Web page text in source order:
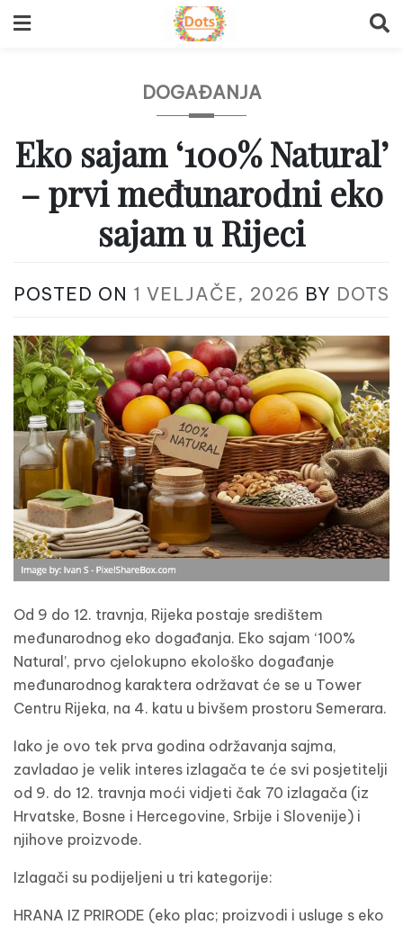
to
DOGAĐANJA
Eko sajam ‘100% Natural’
– prvi međunarodni eko
sajam u Rijeci
POSTED ON 1 VELJAČE, 2026 BY DOTS
Od 9 do 12. travnja, Rijeka postaje središtem
međunarodnog eko događanja. Eko sajam ‘100%
Natural’, prvo cjelokupno ekološko događanje
međunarodnog karaktera održavat će se u Tower
Centru Rijeka, na 4. katu u bivšem prostoru Semerara.
Iako je ovo tek prva godina održavanja sajma,
zavladao je velik interes izlagača te će svi posjetitelji
od 9. do 12. travnja moći vidjeti čak 70 izlagača (iz
Hrvatske, Bosne i Hercegovine, Srbije i Slovenije) i
njihove proizvode.
Izlagači su podijeljeni u tri kategorije:
HRANA IZ PRIRODE (eko plac; proizvodi i usluge s eko